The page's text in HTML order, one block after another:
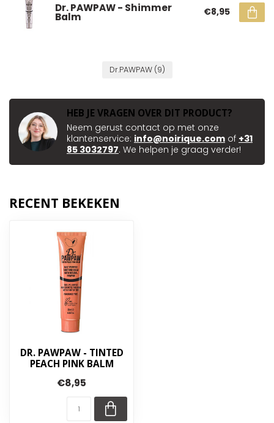
Dr. PAWPAW - Shimmer
Balm €8,95
Dr.PAWPAW (9)
HEB JE VRAGEN OVER DIT PRODUCT?
Neem gerust contact op met onze
klantenservice: info@noirique.com of +31
85 3032797. We helpen je graag verder!
RECENT BEKEKEN
DR. PAWPAW - TINTED
PEACH PINK BALM
€8,95